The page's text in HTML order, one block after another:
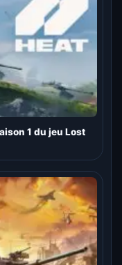
1 du jeu Lost